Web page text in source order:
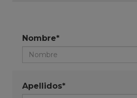
Nombre*
Apellidos*